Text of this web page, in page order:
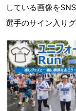
している画像を
選手のサイン入り